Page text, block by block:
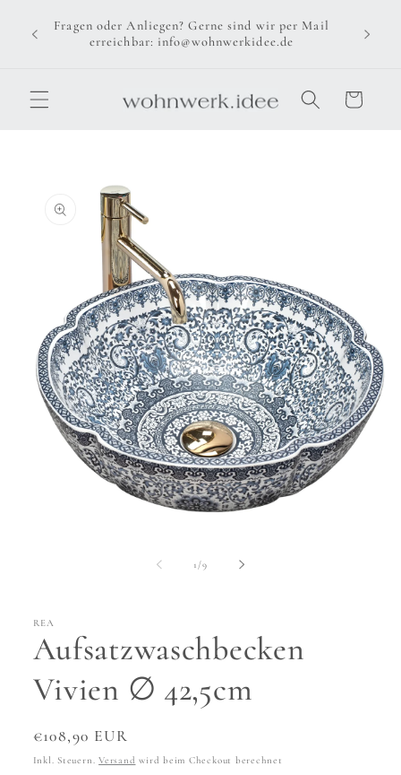
zum
Inhalt
Fragen oder Anliegen? Gerne sind wir per Mail
erreichbar: info@wohnwerkidee.de
Warenkorb
1 /von
9
REA
Aufsatzwaschbecken
Vivien ∅ 42,5cm
Normaler
Preis
€108,90 EUR
Inkl. Steuern.Versand wird beim Checkout berechnet